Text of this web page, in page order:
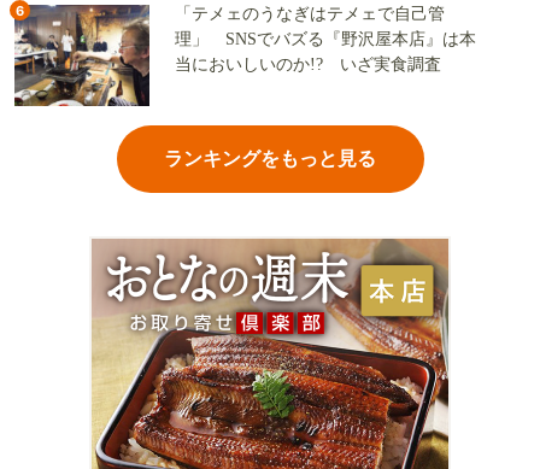
6
「テメェのうなぎはテメェで自己管
理」 SNSでバズる『野沢屋本店』は本
当においしいのか!? いざ実食調査
ランキングをもっと見る